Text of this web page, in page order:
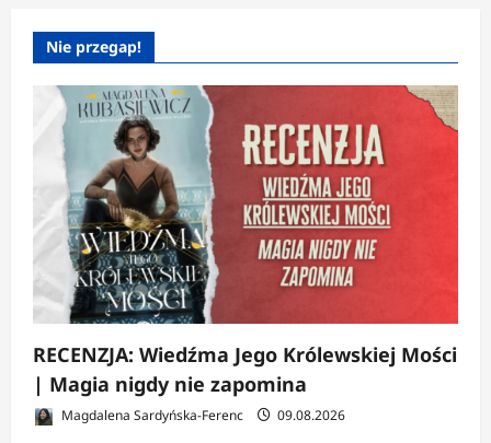
Nie przegap!
RECENZJA: Wiedźma Jego Królewskiej Mości
| Magia nigdy nie zapomina
Magdalena Sardyńska-Ferenc 09.08.2026